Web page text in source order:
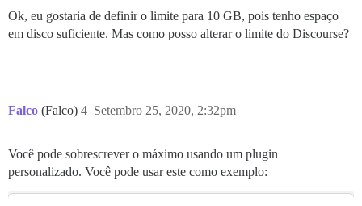
Ok, eu gostaria de definir o limite para 10 GB, pois tenho espaço
em disco suficiente. Mas como posso alterar o limite do Discourse?
Falco (Falco) Setembro 25, 2020, 2:32pm
4
Você pode sobrescrever o máximo usando um plugin
personalizado. Você pode usar este como exemplo: